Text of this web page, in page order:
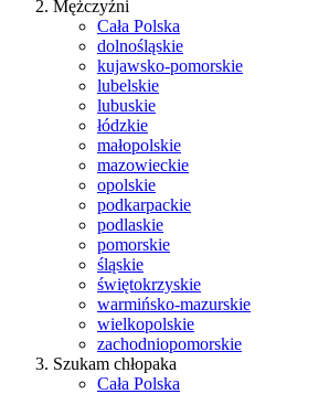
Mężczyźni
Cała Polska
dolnośląskie
kujawsko-pomorskie
lubelskie
lubuskie
łódzkie
małopolskie
mazowieckie
opolskie
podkarpackie
podlaskie
pomorskie
śląskie
świętokrzyskie
warmińsko-mazurskie
wielkopolskie
zachodniopomorskie
Szukam chłopaka
Cała Polska